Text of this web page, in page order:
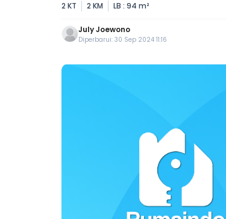
2 KT
2 KM LB : 94 m²
July Joewono
Diperbarui: 30 Sep 2024 11:16